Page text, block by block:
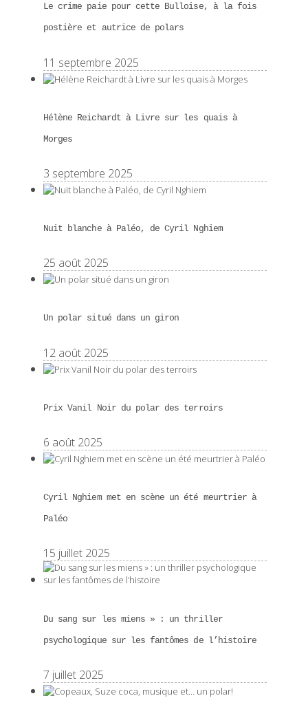
Le crime paie pour cette Bulloise, à la fois
postière et autrice de polars
11 septembre 2025
Hélène Reichardt à Livre sur les quais à
Morges
3 septembre 2025
Nuit blanche à Paléo, de Cyril Nghiem
25 août 2025
Un polar situé dans un giron
12 août 2025
Prix Vanil Noir du polar des terroirs
6 août 2025
Cyril Nghiem met en scène un été meurtrier à
Paléo
15 juillet 2025
Du sang sur les miens » : un thriller
psychologique sur les fantômes de l’histoire
7 juillet 2025